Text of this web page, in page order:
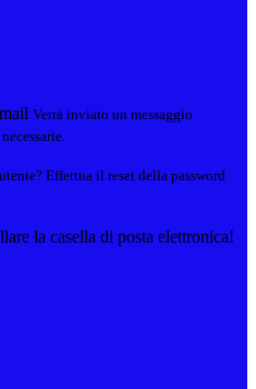
Verrà inviato un messaggio
Effettua il reset della password
la casella di posta elettronica!